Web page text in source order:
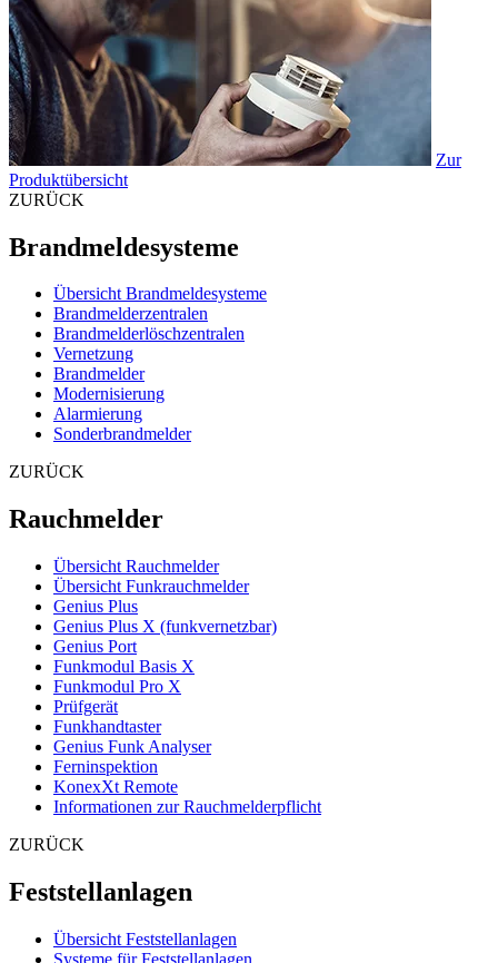
Zur
Produktübersicht
ZURÜCK
Brandmeldesysteme
Übersicht Brandmeldesysteme
Brandmelderzentralen
Brandmelderlöschzentralen
Vernetzung
Brandmelder
Modernisierung
Alarmierung
Sonderbrandmelder
ZURÜCK
Rauchmelder
Übersicht Rauchmelder
Übersicht Funkrauchmelder
Genius Plus
Genius Plus X (funkvernetzbar)
Genius Port
Funkmodul Basis X
Funkmodul Pro X
Prüfgerät
Funkhandtaster
Genius Funk Analyser
Ferninspektion
KonexXt Remote
Informationen zur Rauchmelderpflicht
ZURÜCK
Feststellanlagen
Übersicht Feststellanlagen
Systeme für Feststellanlagen